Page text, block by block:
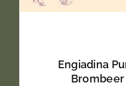
Engiadina